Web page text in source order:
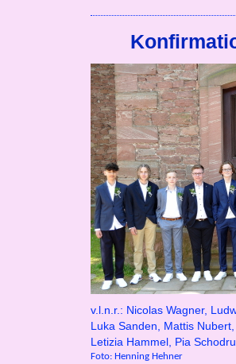
v.l.n.r.: Nicolas Wagner,
Luka Sanden, Mattis
Letizia Hammel, Pia
Foto: Henning Hehner